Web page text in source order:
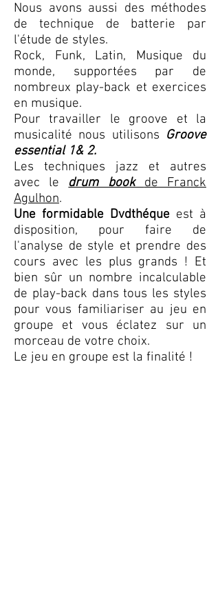
Nous avons aussi des méthodes
de technique de batterie par
l'étude de styles.
Rock, Funk, Latin, Musique du
monde, supportées par de
nombreux play-back et exercices
en musique.
Pour travailler le groove et la
musicalité nous utilisons Groove
essential 1& 2.
Les techniques jazz et autres
avec ledrum bookde Franck
Agulhon.
Une formidable Dvdthéque est à
disposition, pour faire de
l'analyse de style et prendre des
cours avec les plus grands ! Et
bien sûr un nombre incalculable
de play-back dans tous les styles
pour vous familiariser au jeu en
groupe et vous éclatez sur un
morceau de votre choix.
Le jeu en groupe est la finalité !